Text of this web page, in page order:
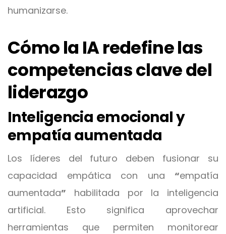
humanizarse.
Cómo la IA redefine las
competencias clave del
liderazgo
Inteligencia emocional y
empatía aumentada
Los líderes del futuro deben fusionar su
capacidad empática con una “empatía
aumentada” habilitada por la inteligencia
artificial. Esto significa aprovechar
herramientas que permiten monitorear